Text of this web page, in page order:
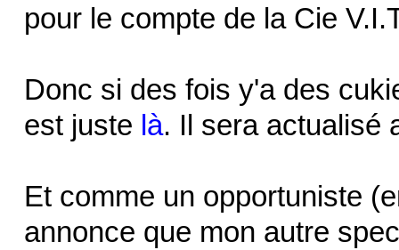
pour le compte de la Cie
Donc si des fois y'a des
est juste là. Il sera actualisé
Et comme un opportuniste
annonce que mon autre